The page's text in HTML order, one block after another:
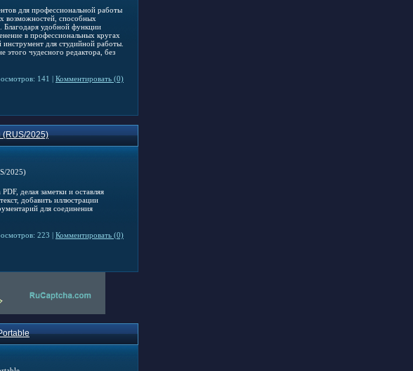
для профессиональной работы
возможностей, способных
Благодаря удобной функции
в профессиональных кругах
для студийной работы.
чудесного редактора, без
141 | Комментировать (0)
2025)
делая заметки и оставляя
добавить иллюстрации
для соединения
223 | Комментировать (0)